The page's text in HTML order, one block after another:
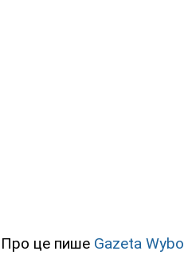
Про це пише Gazeta